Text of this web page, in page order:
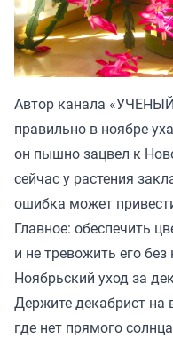
Автор канала «
правильно в ноябре
он пышно зацвел к
сейчас у растения
ошибка может
Главное: обеспечить
и не тревожить его
Ноябрьский уход за
Держите декабрист на
где нет прямого